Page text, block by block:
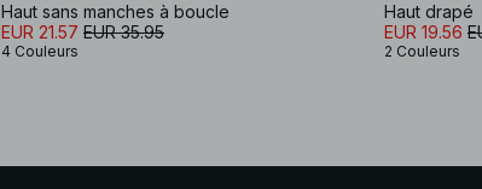
Haut sans manches à boucle
EUR 21.57 EUR 35.95
4 Couleurs
Haut drapé
EUR 19.56
2 Couleurs